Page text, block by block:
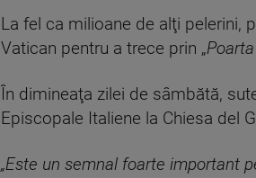
La fel ca milioane de alţi pelerini,
Vatican pentru a trece prin „
În dimineaţa zilei de sâmbătă,
Episcopale Italiene la Chiesa del
„Este un semnal foarte important